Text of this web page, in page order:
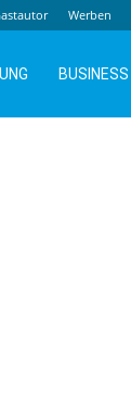
Werben
BUSINESS